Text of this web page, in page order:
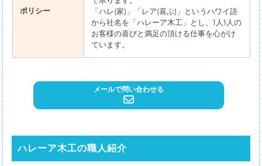
ポリシー
「ハレ(家)」「レア(喜ぶ)」というハワイ語
から社名を「ハレーア木工」とし、1人1人の
お客様の喜びと満足の頂ける仕事を心がけ
ています。
メールで問い合わせる
ハレーア木工の職人紹介